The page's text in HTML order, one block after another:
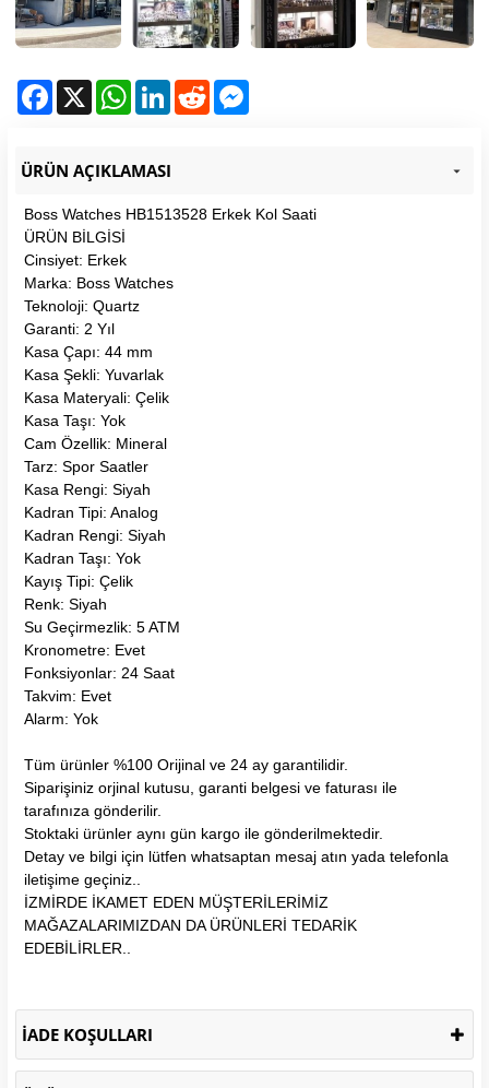
Facebook WhatsAppLinkedInReddit
ÜRÜN AÇIKLAMASI
Boss Watches HB1513528 Erkek Kol Saati
ÜRÜN BİLGİSİ
Cinsiyet: Erkek
Marka: Boss Watches
Teknoloji: Quartz
Garanti: 2 Yıl
Kasa Çapı: 44 mm
Kasa Şekli: Yuvarlak
Kasa Materyali: Çelik
Kasa Taşı: Yok
Cam Özellik: Mineral
Tarz: Spor Saatler
Kasa Rengi: Siyah
Kadran Tipi: Analog
Kadran Rengi: Siyah
Kadran Taşı: Yok
Kayış Tipi: Çelik
Renk: Siyah
Su Geçirmezlik: 5 ATM
Kronometre: Evet
Fonksiyonlar: 24 Saat
Takvim: Evet
Alarm: Yok
Tüm ürünler %100 Orijinal ve 24 ay garantilidir.
Siparişiniz orjinal kutusu, garanti belgesi ve faturası ile
tarafınıza gönderilir.
Stoktaki ürünler aynı gün kargo ile gönderilmektedir.
Detay ve bilgi için lütfen whatsaptan mesaj atın yada telefonla
iletişime geçiniz..
İZMİRDE İKAMET EDEN MÜŞTERİLERİMİZ
MAĞAZALARIMIZDAN DA ÜRÜNLERİ TEDARİK
EDEBİLİRLER..
İADE KOŞULLARI